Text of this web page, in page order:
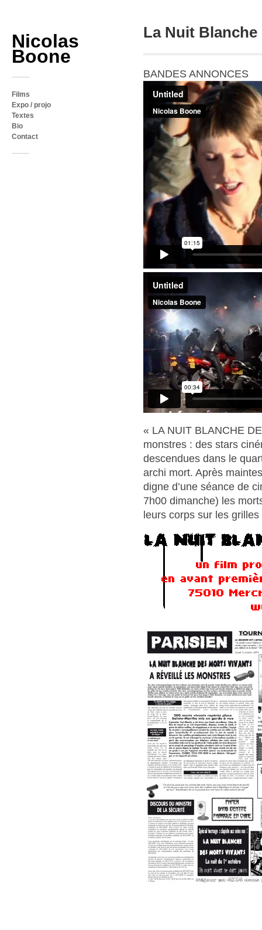
Nicolas
Boone
Films
Expo / projo
Textes
Bio
Contact
La Nuit
BANDES ANNONCES
« LA NUIT BLANCHE
monstres : des stars
descendues dans le
archi mort. Après
digne d’une séance de
7h00 dimanche) les
leurs corps sur les